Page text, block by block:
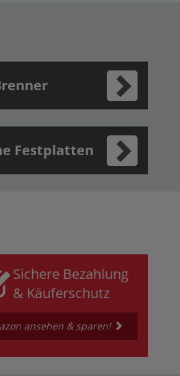
Festplatten
Sichere Bezahlung
& Käuferschutz
ansehen & sparen!